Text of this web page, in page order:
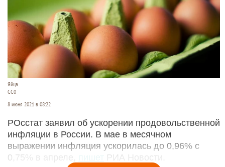
Яйца.
СС0
8 июня 2021 в 08:22
РОсстат заявил об ускорении продовольственной
инфляции в России. В мае в месячном
выражении инфляция ускорилась до 0,96% с
0,75% в апреле,
РИА Новости.